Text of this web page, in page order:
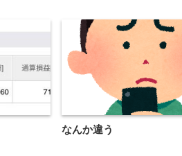
なんか違う